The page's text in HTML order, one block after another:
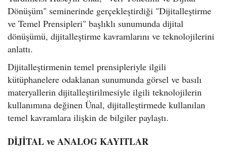
Dönüşüm" seminerinde gerçekleştirdiği "Dijitalleştirme
ve Temel Prensipleri" başlıklı sunumunda dijital
dönüşümü, dijitalleştirme kavramlarını ve teknolojilerini
anlattı.
Dijitalleştirmenin temel prensipleriyle ilgili
kütüphanelere odaklanan sunumunda görsel ve basılı
materyallerin dijitalleştirilmesiyle ilgili teknolojilerin
kullanımına değinen Ünal, dijitalleştirmede kullanılan
temel kavramlara ilişkin de bilgiler paylaştı.
DİJİTAL ve ANALOG KAYITLAR